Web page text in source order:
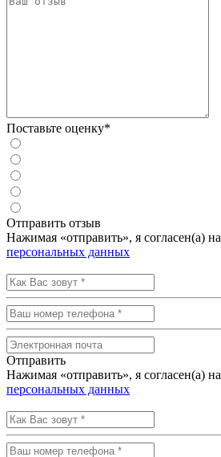
Поставьте оценку*
Отправить отзыв
Нажимая «отправить», я согласен(а) на
персональных данных
Отправить
Нажимая «отправить», я согласен(а) на
персональных данных